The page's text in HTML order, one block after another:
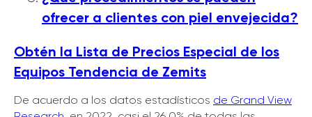
ofrecer a clientes con piel envejecida?
Obtén la Lista de Precios Especial de los
Equipos Tendencia de Zemits
De acuerdo a los datos estadísticos de Grand View